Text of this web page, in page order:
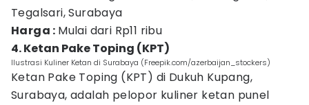
Tegalsari, Surabaya
Harga : Mulai dari Rp11 ribu
4. Ketan Pake Toping (KPT)
Ilustrasi Kuliner Ketan di Surabaya (Freepik.com/azerbaijan_stockers)
Ketan Pake Toping (KPT) di Dukuh Kupang,
Surabaya, adalah pelopor kuliner ketan punel